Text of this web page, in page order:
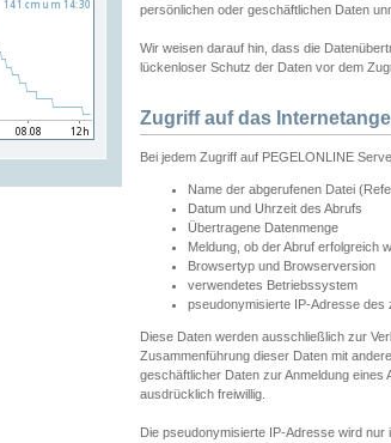
persönlichen oder geschäftlichen Daten
Wir weisen darauf hin, dass die
lückenloser Schutz der Daten vor dem
Zugriff auf das
Bei jedem Zugriff auf PEGELONLINE
Name der abgerufenen Datei
Datum und Uhrzeit des Abrufs
Übertragene Datenmenge
Meldung, ob der Abruf erfolgreich
Browsertyp und Browserversion
verwendetes Betriebssystem
pseudonymisierte IP-Adresse des
Diese Daten werden ausschließlich zur
Zusammenführung dieser Daten mit
geschäftlicher Daten zur Anmeldung
ausdrücklich freiwillig.
Die pseudonymisierte IP-Adresse wird